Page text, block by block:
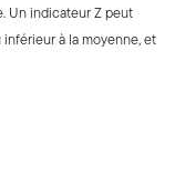
Un indicateur Z peut
à la moyenne, et